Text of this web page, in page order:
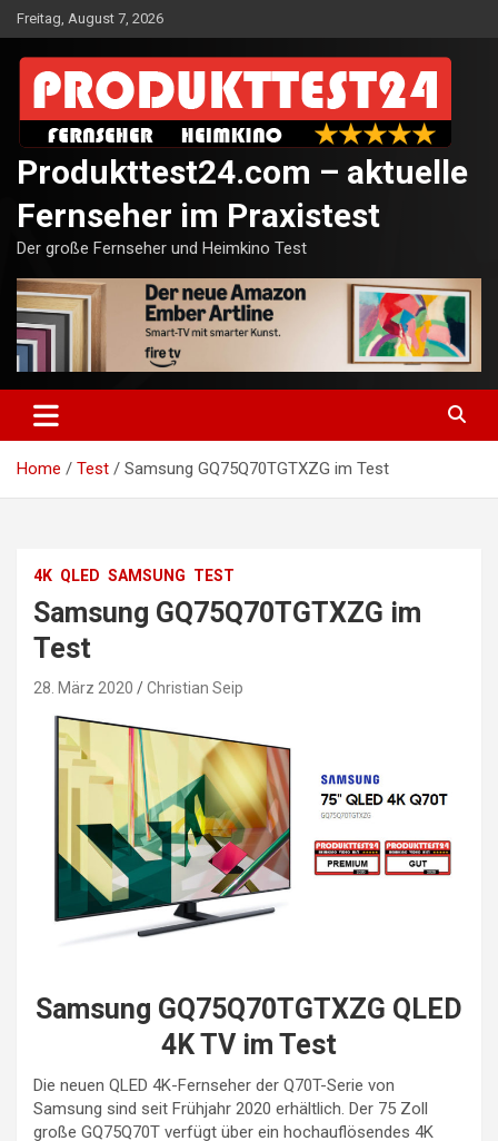
Skip
to
content
Freitag, August 7, 2026
Produkttest24.com – aktuelle
Fernseher im Praxistest
Der große Fernseher und Heimkino Test
Home Test Samsung GQ75Q70TGTXZG im Test
4K QLED SAMSUNG TEST
Samsung GQ75Q70TGTXZG im
Test
28. März 2020 Christian Seip
Samsung GQ75Q70TGTXZG QLED
4K TV im Test
Die neuen QLED 4K-Fernseher der Q70T-Serie von
Samsung sind seit Frühjahr 2020 erhältlich. Der 75 Zoll
große GQ75Q70T verfügt über ein hochauflösendes 4K